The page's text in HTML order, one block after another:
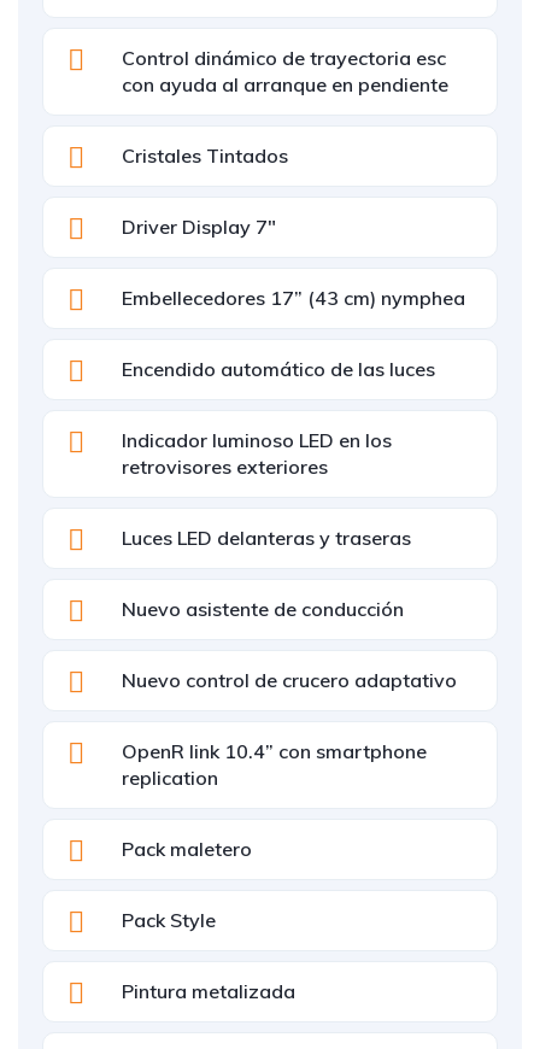
Control dinámico de trayectoria esc
con ayuda al arranque en pendiente
Cristales Tintados
Driver Display 7"
Embellecedores 17” (43 cm) nymphea
Encendido automático de las luces
Indicador luminoso LED en los
retrovisores exteriores
Luces LED delanteras y traseras
Nuevo asistente de conducción
Nuevo control de crucero adaptativo
OpenR link 10.4” con smartphone
replication
Pack maletero
Pack Style
Pintura metalizada